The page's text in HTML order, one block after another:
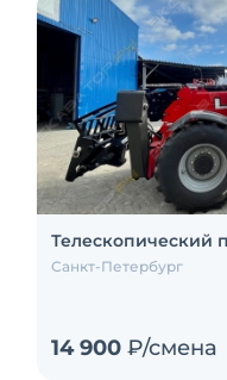
Телескопический
Санкт-Петербург
14 900 ₽/смена